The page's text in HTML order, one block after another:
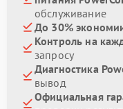
обслуживание
До 30%
Контроль на
запросу
Диагностика
вывод
Официальная